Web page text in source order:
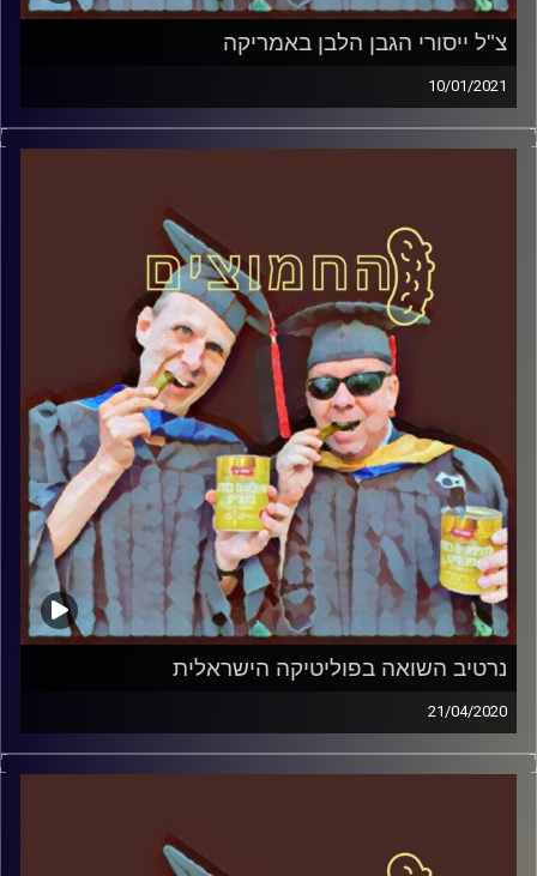
צ"ל ייסורי הגבן הלבן באמריקה
10/01/2021
החמוצים – בפעם הרביעית
עם פרופסור בועז בן-דוד ופרופסור גלעד
הירשברגר
והפעם: צ"ל ייסורי הגבן הלבן באמריקה
קרדיט תמונות:AudioVersity
נרטיב השואה בפוליטיקה הישראלית
21/04/2020
החמוצים – בפעם השלישית.
עם פרופסור בועז בן-דוד ופרופסור גלעד